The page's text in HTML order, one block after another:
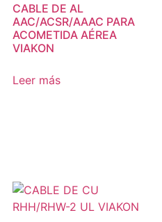
CABLE DE AL
AAC/ACSR/AAAC PARA
ACOMETIDA AÉREA
VIAKON
Leer más